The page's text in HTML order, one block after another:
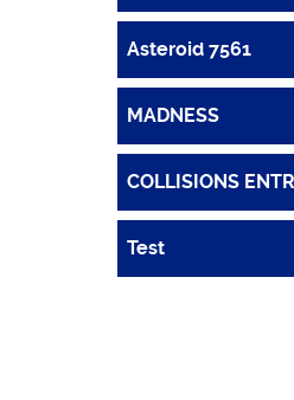
Asteroid 7561
MADNESS
COLLISIONS
Test